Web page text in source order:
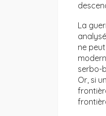
La
ne
serbo-
Or, si